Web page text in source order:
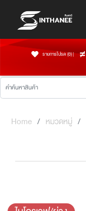
รายการโปรด (0)|
Home หมวดหมู่